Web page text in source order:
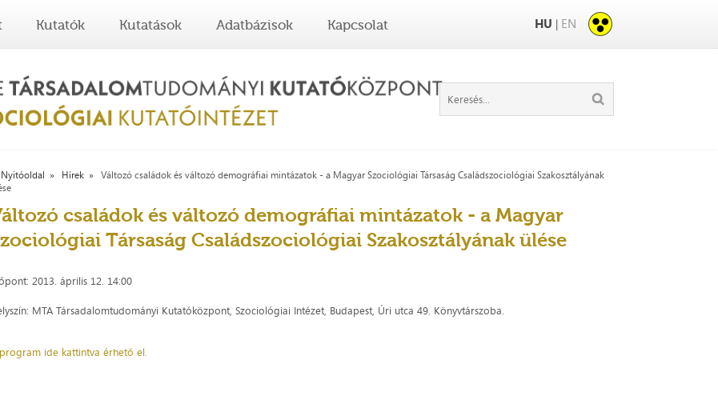
Kutatók Kutatások Adatbázisok Kapcsolat HU | EN
Hírek
Változó családok és változó demográfiai mintázatok - a Magyar Szociológiai Társaság Családszociológiai Szakosztályának
családok és változó demográfiai mintázatok - a Magyar
Társaság Családszociológiai Szakosztályának ülése
2013. április 12. 14:00
MTA Társadalomtudományi Kutatóközpont, Szociológiai Intézet, Budapest, Úri utca 49. Könyvtárszoba.
ide kattintva érhető el.